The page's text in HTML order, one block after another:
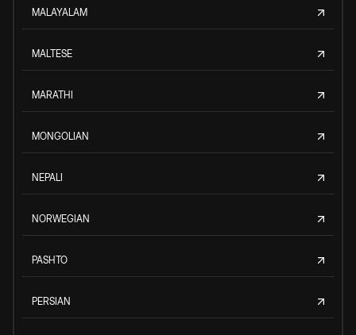
MALAYALAM
MALTESE
MARATHI
MONGOLIAN
NEPALI
NORWEGIAN
PASHTO
PERSIAN